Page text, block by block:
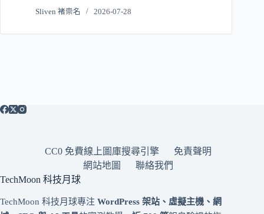
Sliven 褚崇名 2026-07-28
CC0 免費線上圖庫搜尋引擎
免責聲明
網站地圖
聯絡我們
TechMoon 科技月球
TechMoon 科技月球專注 WordPress 架站、虛擬主機、網